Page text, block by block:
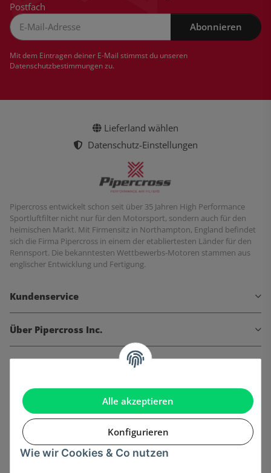
Alle akzeptieren
Konfigurieren
Wie wir Cookies & Co nutzen
Postfach
Abonnieren
Mit dem Eintragen deiner E-Mail stimmst du unseren
Datenschutzbestimmungenzu.
Lieferland wählen
Datenschutz-Einstellungen
Pipercross entwickelt schon seit über 35 Jahren High Performance
Sportluftfilter nicht nur für den Motorsport, sondern auch für den
heimischen Markt. Mit Firmensitz in Northampton, England befindet
sich die Firma Pipercross in einem der etabliertesten Länder für den
Rennsport. Die bekanntesten Wettbewerbs-Motoren stammen aus
englischer Entwicklung und Fertigung.
Kundenservice
Über Pipercross Inc.
Informationen
Gesetzliche Informationen